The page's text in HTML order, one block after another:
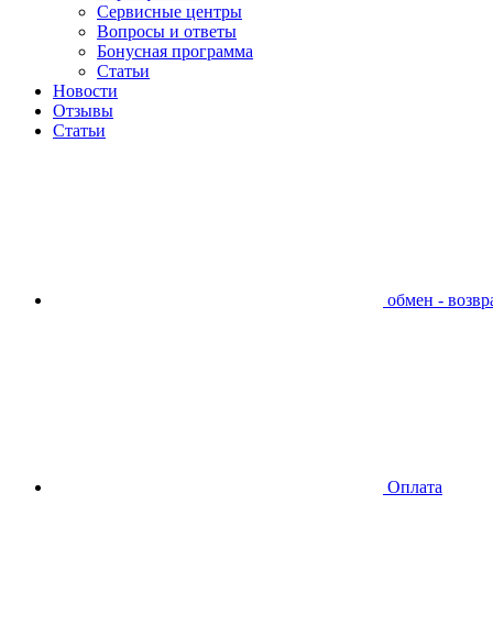
Сервисные центры
Вопросы и ответы
Бонусная программа
Статьи
Новости
Отзывы
Статьи
обмен -
Оплата